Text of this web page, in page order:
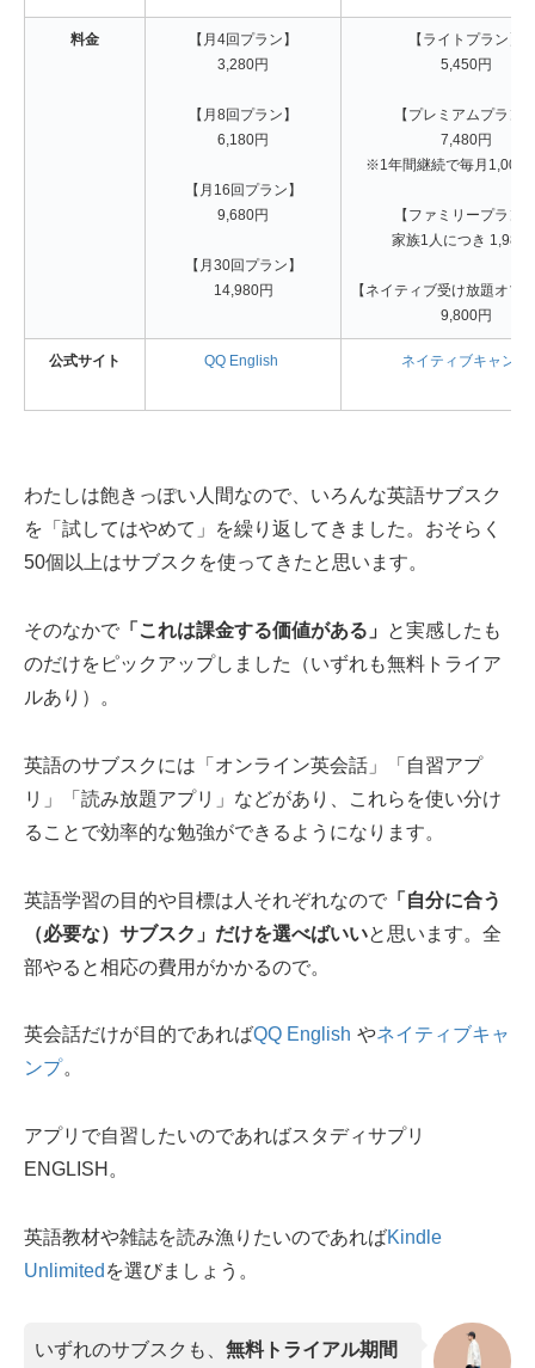
料金
【月4回プラン】
3,280円
【月8回プラン】
6,180円
【月16回プラン】
9,680円
【月30回プラン】
14,980円
【ライトプラン】
5,450円
【プレミアムプラン
7,480円
※1年間継続で毎月1,000
【ファミリープラン
家族1人につき 1,980
【ネイティブ受け放題オプ
9,800円
公式サイト QQ English ネイティブキャンプ
わたしは飽きっぽい人間なので、いろんな英語サブスク
を「試してはやめて」を繰り返してきました。おそらく
50個以上はサブスクを使ってきたと思います。
そのなかで 「これは課金する価値がある」
と実感したも
のだけをピックアップしました（いずれも無料トライア
ルあり）。
英語のサブスクには「オンライン英会話」「自習アプ
リ」「読み放題アプリ」などがあり、これらを使い分け
ることで効率的な勉強ができるようになります。
英語学習の目的や目標は人それぞれなので 「自分に合う
（必要な）サブスク」だけを選べばいいと思います。全
部やると相応の費用がかかるので。
英会話だけが目的であればQQ English やネイティブキャ
ンプ。
アプリで自習したいのであればスタディサプリ
ENGLISH。
英語教材や雑誌を読み漁りたいのであればKindle
Unlimited を選びましょう。
いずれのサブスクも、 無料トライアル期間